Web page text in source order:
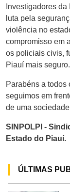
Investigadores
luta pela
violência no
compromisso em
os policiais civis,
Piauí mais seguro.
Parabéns a todos
seguimos em
de uma
SINPOLPI -
Estado do Piauí.
ÚLTIMAS